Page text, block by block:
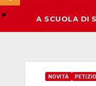
A SCUOLA DI
NOVITÀ